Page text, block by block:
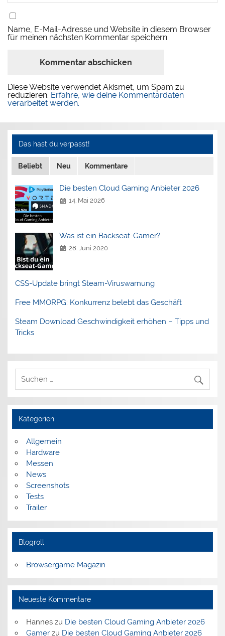
Name, E-Mail-Adresse und Website in diesem Browser
für meinen nächsten Kommentar speichern.
Diese Website verwendet Akismet, um Spam zu
reduzieren. Erfahre, wie deine Kommentardaten
verarbeitet werden.
Das hast du verpasst!
Beliebt Neu Kommentare
Die besten Cloud Gaming Anbieter 2026
14. Mai 2026
Was ist ein Backseat-Gamer?
28. Juni 2020
CSS-Update bringt Steam-Viruswarnung
Free MMORPG: Konkurrenz belebt das Geschäft
Steam Download Geschwindigkeit erhöhen – Tipps und
Tricks
Kategorien
Allgemein
Hardware
Messen
News
Screenshots
Tests
Trailer
Blogroll
Browsergame Magazin
Neueste Kommentare
Hanneszu Die besten Cloud Gaming Anbieter 2026
Gamerzu Die besten Cloud Gaming Anbieter 2026